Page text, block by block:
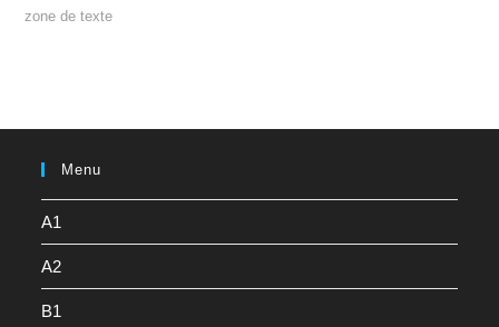
zone de texte
Menu
A1
A2
B1